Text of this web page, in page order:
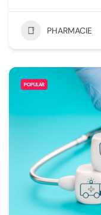
PHARMACIE
POPULAR